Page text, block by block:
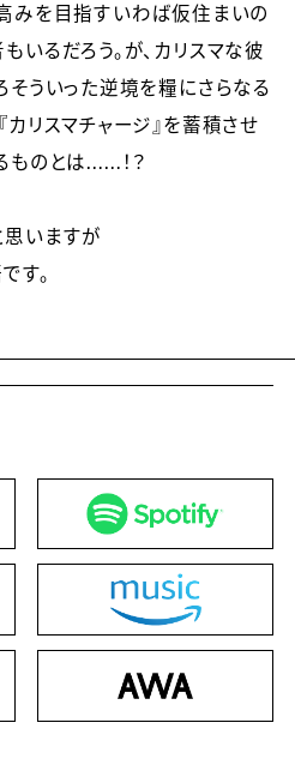
みを目指すいわば仮住まいの
いるだろう。が、カリスマな彼
そういった逆境を糧にさらなる
カリスマチャージ』を蓄積させ
ものとは……！？
思いますが
す。